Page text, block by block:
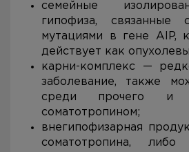
семейные
гипофиза, связанные
мутациями в гене AIP,
действует как
карни-комплекс —
заболевание, также
среди прочего и
соматотропином;
внегипофизарная
соматотропина, либо